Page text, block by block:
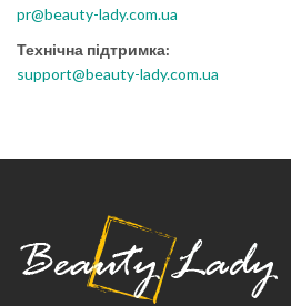
pr@beauty-lady.com.ua
Технічна підтримка:
support@beauty-lady.com.ua